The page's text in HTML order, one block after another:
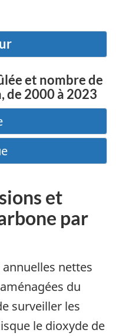
et nombre de
de 2000 à 2023
et
par
de page
nettes
du
surveiller les
le dioxyde de